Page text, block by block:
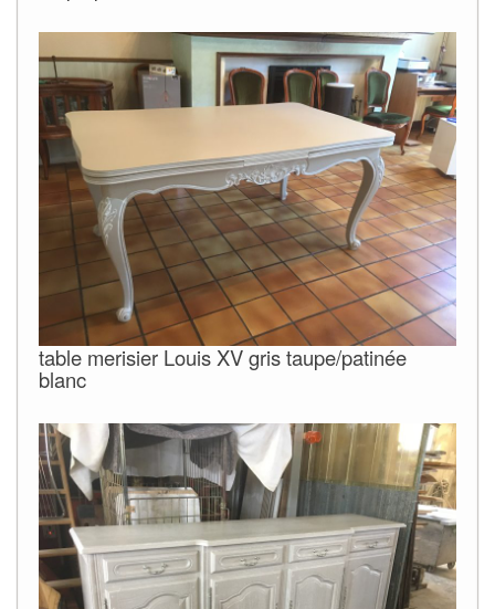
table merisier Louis XV gris taupe/patinée
blanc